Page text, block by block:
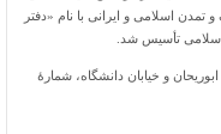
تمدن اسلامی و ایرانی با نام «دفتر
تأسیس شد.
و خیابان دانشگاه، شمارۀ